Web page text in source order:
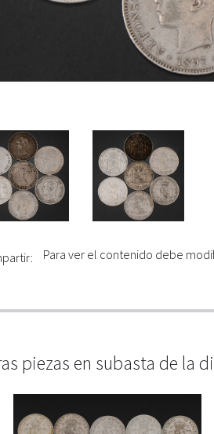
Para ver el contenido debe
piezas en subasta de la